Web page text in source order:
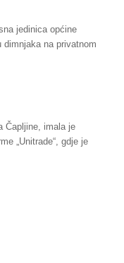
jedinica općine
na privatnom
Čapljine, imala je
„Unitrade“, gdje je